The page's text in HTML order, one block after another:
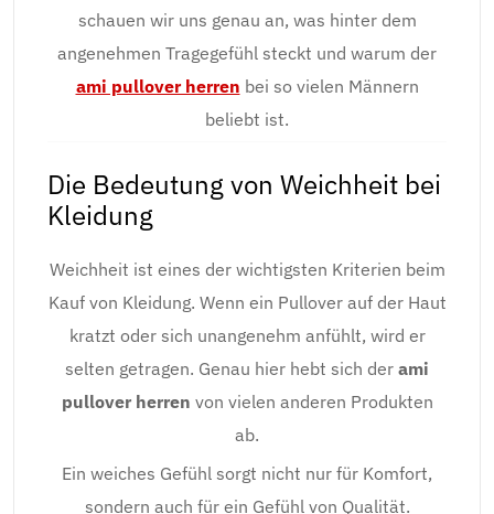
schauen wir uns genau an, was hinter dem
angenehmen Tragegefühl steckt und warum der
ami pullover herren bei so vielen Männern
beliebt ist.
Die Bedeutung von Weichheit bei
Kleidung
Weichheit ist eines der wichtigsten Kriterien beim
Kauf von Kleidung. Wenn ein Pullover auf der Haut
kratzt oder sich unangenehm anfühlt, wird er
selten getragen. Genau hier hebt sich der ami
pullover herren von vielen anderen Produkten
ab.
Ein weiches Gefühl sorgt nicht nur für Komfort,
sondern auch für ein Gefühl von Qualität.